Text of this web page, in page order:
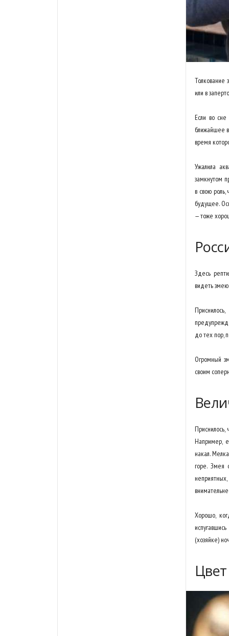
Толкование
или в
Если во
ближайшее
время
Ужалила
замкнутом
в свою
будущее.
— тоже
Здесь
видеть
до тех пор,
Огромный
своим
Например,
накал.
горе. Змея
Хорошо,
(хозяйке)